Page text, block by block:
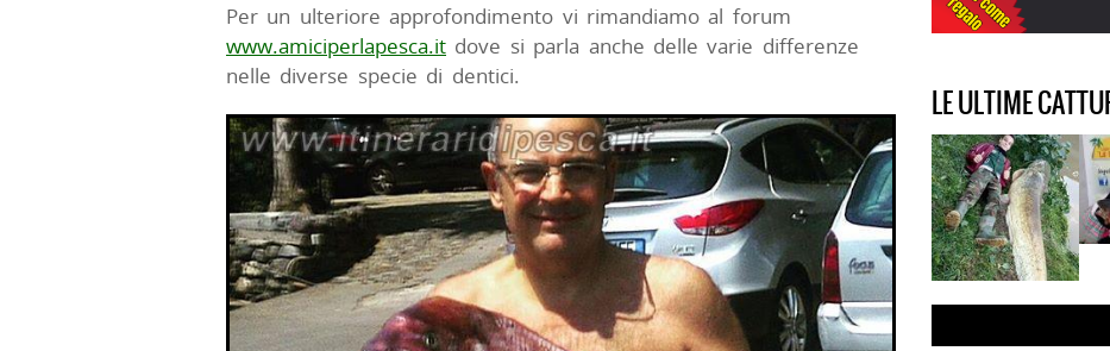
Per un ulteriore approfondimento vi rimandiamo al forum
www.amiciperlapesca.it dove si parla anche delle varie differenze
nelle diverse specie di dentici.
LE ULTIME